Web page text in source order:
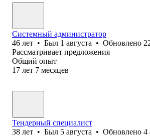
Системный администратор
46 лет • Был 1 августа • Обновлено
Рассматривает предложения
Общий опыт
17 лет 7 месяцев
Тендерный специалист
38 лет • Был 5 августа • Обновлено 4